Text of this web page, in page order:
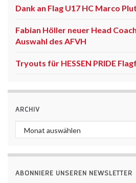
Dank an Flag U17 HC Marco
Fabian Höller neuer Head
Auswahl des AFVH
Tryouts für HESSEN PRIDE
ARCHIV
Archiv
ABONNIERE UNSEREN NEWSLETTER